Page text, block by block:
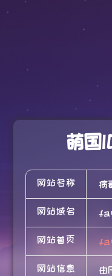
萌国
网站名称 病
网站域名
网站首页
网站信息
由